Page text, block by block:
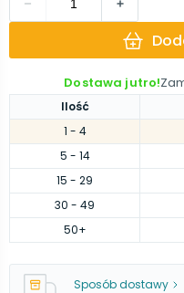
Ilość
1 - 4
5 - 14
15 - 29
30 - 49
50+
Dostawa jutro!
Sposób dostawy